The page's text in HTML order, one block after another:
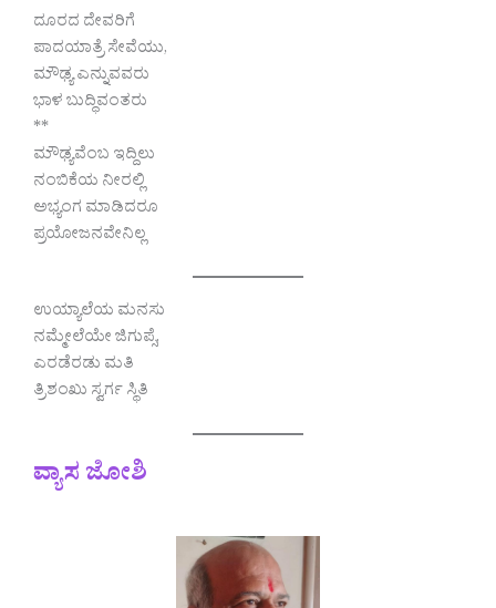
ದೂರದ ದೇವರಿಗೆ
ಪಾದಯಾತ್ರೆ ಸೇವೆಯು,
ಮೌಢ್ಯ ಎನ್ನುವವರು
ಭಾಳ ಬುದ್ಧಿವಂತರು
**
ಮೌಢ್ಯವೆಂಬ ಇದ್ದಿಲು
ನಂಬಿಕೆಯ ನೀರಲ್ಲಿ
ಅಭ್ಯಂಗ ಮಾಡಿದರೂ
ಪ್ರಯೋಜನವೇನಿಲ್ಲ
ಉಯ್ಯಾಲೆಯ ಮನಸು
ನಮ್ಮೇಲೆಯೇ ಜಿಗುಪ್ಸೆ,
ಎರಡೆರಡು ಮತಿ
ತ್ರಿಶಂಖು ಸ್ವರ್ಗ ಸ್ಥಿತಿ
ವ್ಯಾಸ ಜೋಶಿ